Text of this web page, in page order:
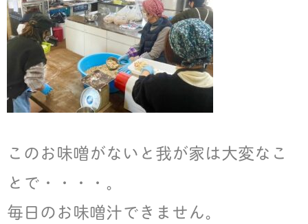
このお味噌がないと我が家は大変なこ
とで・・・・。
毎日のお味噌汁できません。